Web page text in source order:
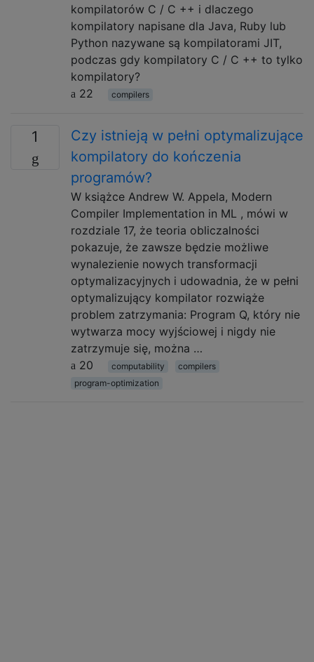
kompilatorów C / C ++ i dlaczego
kompilatory napisane dla Java, Ruby lub
Python nazywane są kompilatorami JIT,
podczas gdy kompilatory C / C ++ to tylko
kompilatory?
22
compilers
1
Czy istnieją w pełni optymalizujące
kompilatory do kończenia
programów?
W książce Andrew W. Appela, Modern
Compiler Implementation in ML , mówi w
rozdziale 17, że teoria obliczalności
pokazuje, że zawsze będzie możliwe
wynalezienie nowych transformacji
optymalizacyjnych i udowadnia, że ​​w pełni
optymalizujący kompilator rozwiąże
problem zatrzymania: Program Q, który nie
wytwarza mocy wyjściowej i nigdy nie
zatrzymuje się, można …
20
computability
compilers
program-optimization